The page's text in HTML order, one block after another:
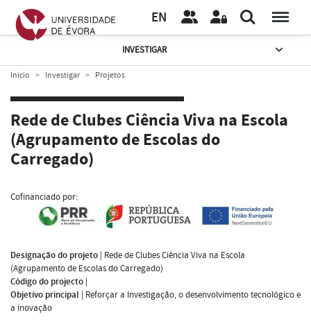
EN
INVESTIGAR
Início Investigar Projetos
Rede de Clubes Ciência Viva na Escola
(Agrupamento de Escolas do
Carregado)
Cofinanciado por:
Designação do projeto | Rede de Clubes Ciência Viva na Escola
(Agrupamento de Escolas do Carregado)
Código do projecto |
Objetivo principal | Reforçar a Investigação, o desenvolvimento tecnológico e
a inovação